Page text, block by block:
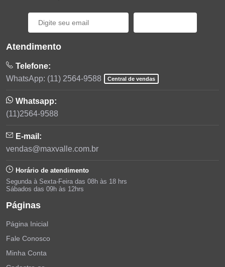
Atendimento
Telefone:
WhatsApp: (11) 2564-9588
Central de vendas
Whatsapp:
(11)2564-9588
E-mail:
vendas@maxvalle.com.br
Horário de atendimento
Segunda à Sexta-Feira das 08h às 18 hrs
Sábados das 09h às 12hrs
Páginas
Página Inicial
Fale Conosco
Minha Conta